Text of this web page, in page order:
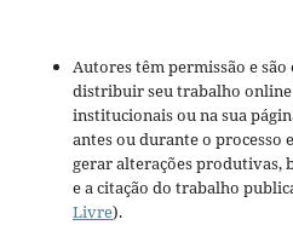
Autores têm permissão e
distribuir seu trabalho
institucionais ou na sua
antes ou durante o processo
gerar alterações produtivas,
e a citação do trabalho
Livre).